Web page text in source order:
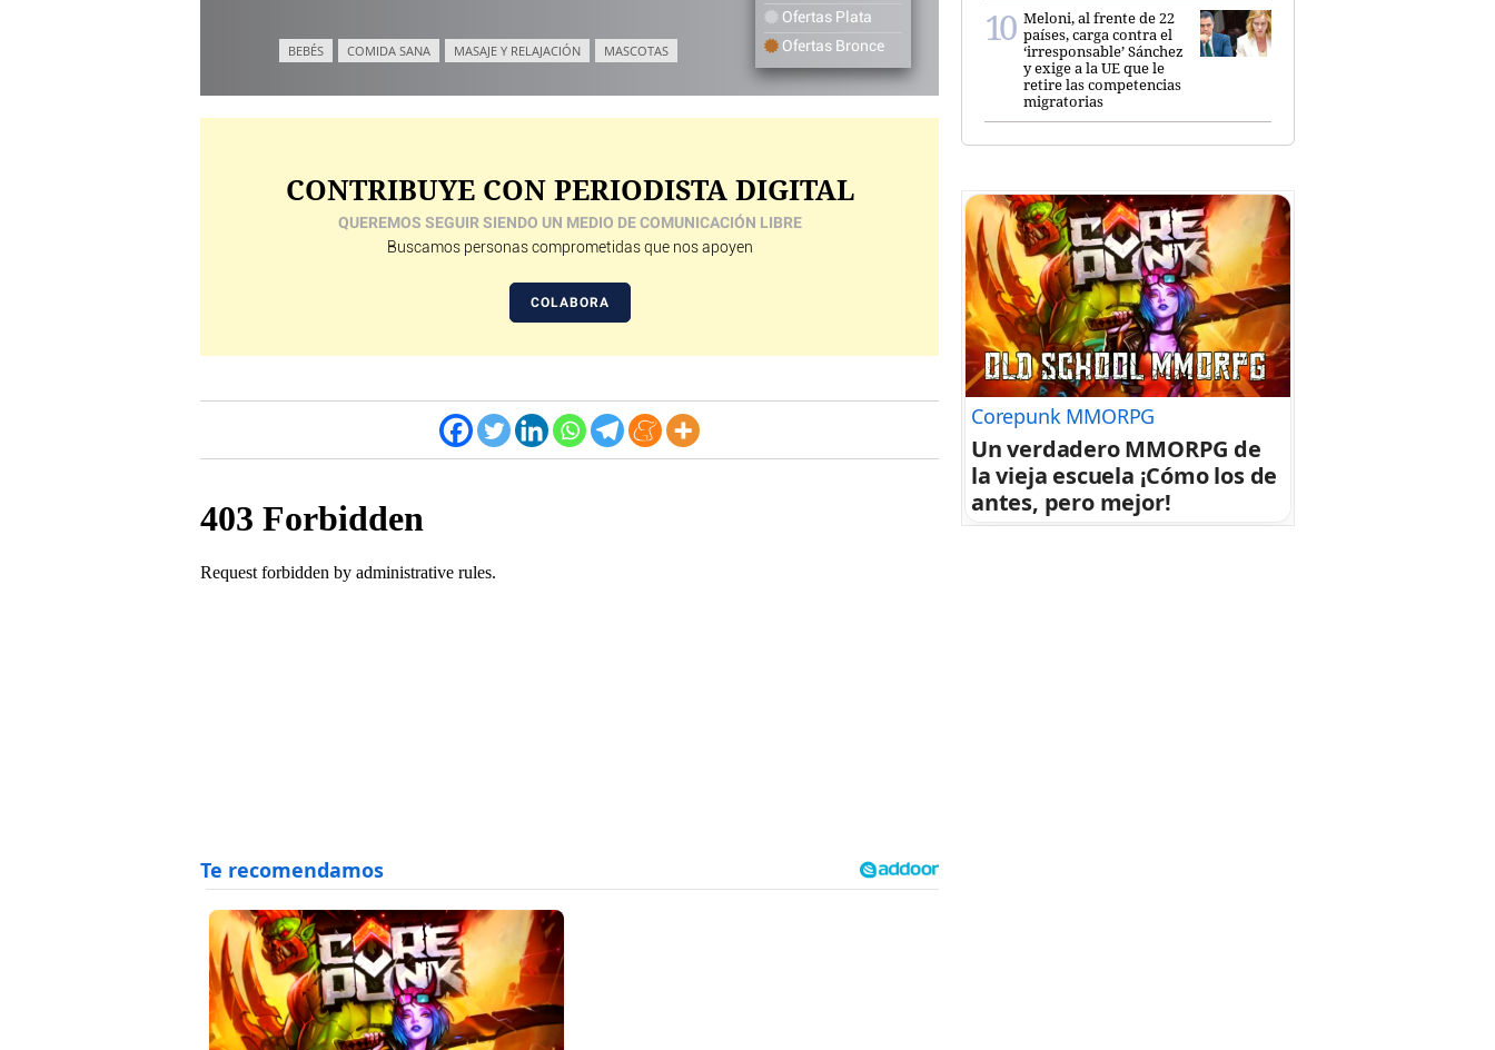
BEBÉS COMIDA SANA MASAJE Y RELAJACIÓN MASCOTAS
Ofertas Plata
Ofertas Bronce
CONTRIBUYE CON PERIODISTA DIGITAL
QUEREMOS SEGUIR SIENDO UN MEDIO DE COMUNICACIÓN LIBRE
Buscamos personas comprometidas que nos apoyen
COLABORA
Meloni, al frente de 22
países, carga contra el
‘irresponsable’ Sánchez
y exige a la UE que le
retire las competencias
migratorias
Corepunk MMORPG
Un verdadero MMORPG de
la vieja escuela ¡Cómo los de
antes, pero mejor!